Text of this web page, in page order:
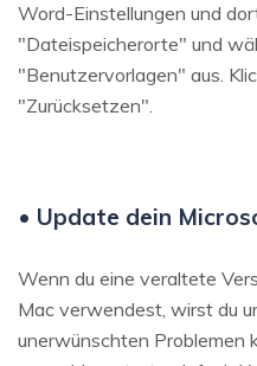
Word-Einstellungen und
"Dateispeicherorte" und
"Benutzervorlagen" aus.
"Zurücksetzen".
• Update dein
Wenn du eine veraltete
Mac verwendest, wirst du
unerwünschten Problemen